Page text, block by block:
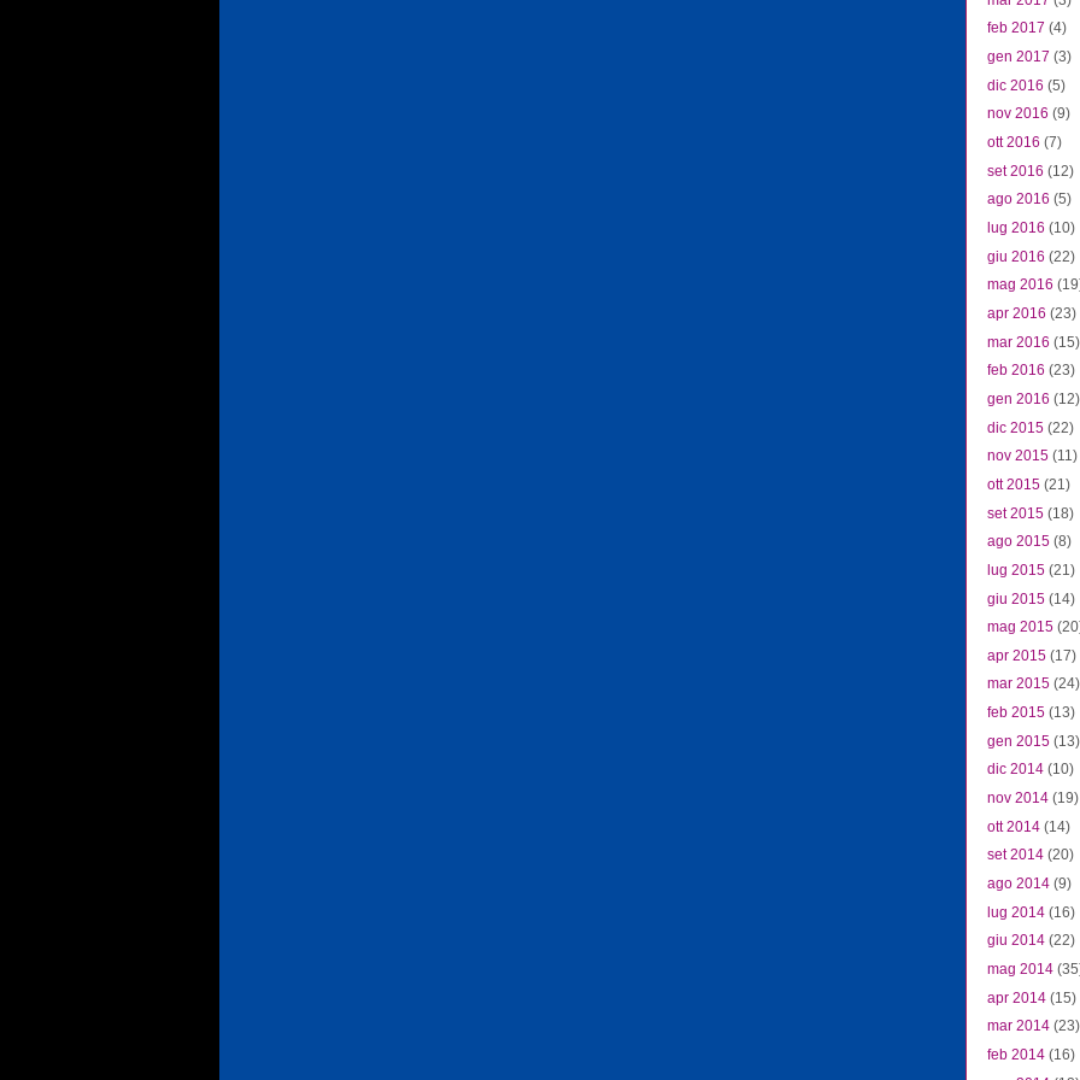
feb 2017 (4)
gen 2017 (3)
dic 2016 (5)
nov 2016 (9)
ott 2016 (7)
set 2016 (12)
ago 2016 (5)
lug 2016 (10)
giu 2016 (22)
mag 2016
apr 2016 (23)
mar 2016 (15)
feb 2016 (23)
gen 2016 (12)
dic 2015 (22)
nov 2015 (11)
ott 2015 (21)
set 2015 (18)
ago 2015 (8)
lug 2015 (21)
giu 2015 (14)
mag 2015
apr 2015 (17)
mar 2015 (24)
feb 2015 (13)
gen 2015 (13)
dic 2014 (10)
nov 2014 (19)
ott 2014 (14)
set 2014 (20)
ago 2014 (9)
lug 2014 (16)
giu 2014 (22)
mag 2014
apr 2014 (15)
mar 2014 (23)
feb 2014 (16)